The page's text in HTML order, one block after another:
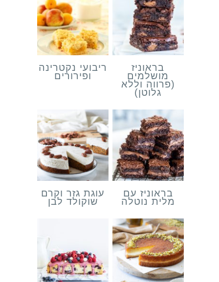
ריבועי נקטרינה
ופירורים
בראוניז
מושלמים
(פרווה וללא
גלוטן)
עוגת גזר וקרם
שוקולד לבן
בראוניז עם
מלית נוטלה